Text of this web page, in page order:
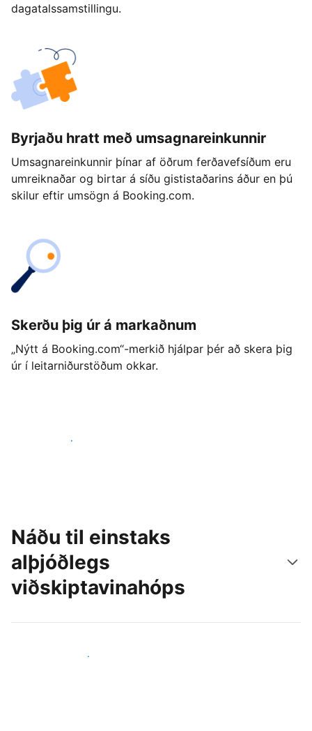
dagatalssamstillingu.
Byrjaðu hratt með umsagnareinkunnir
Umsagnareinkunnir þínar af öðrum ferðavefsíðum eru
umreiknaðar og birtar á síðu gististaðarins áður en þú
skilur eftir umsögn á Booking.com.
Skerðu þig úr á markaðnum
„Nýtt á Booking.com“-merkið hjálpar þér að skera þig
úr í leitarniðurstöðum okkar.
Byrjaðu strax í dag
Náðu til einstaks
alþjóðlegs
viðskiptavinahóps
Náðu til nýrra gesta í dag